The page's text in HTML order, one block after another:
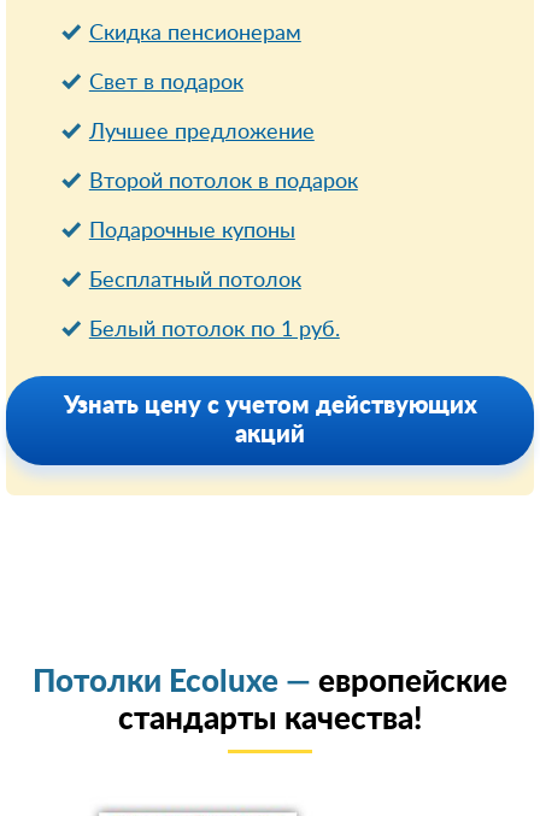
Cкидка пенсионерам
Свет в подарок
Лучшее предложение
Второй потолок в подарок
Подарочные купоны
Бесплатный потолок
Белый потолок по 1 руб.
Узнать цену с учетом действующих
акций
Потолки Ecoluxe — европейские
стандарты качества!